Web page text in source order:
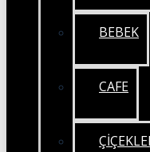
BEBEK
CAFE